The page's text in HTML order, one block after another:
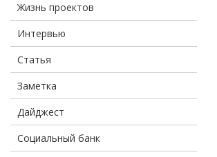
Жизнь проектов
Интервью
Статья
Заметка
Дайджест
Социальный банк